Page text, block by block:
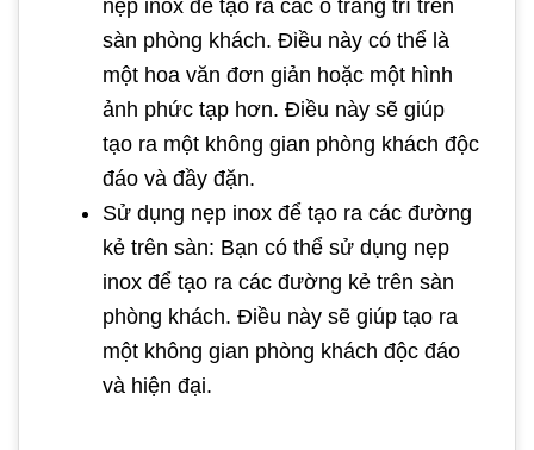
nẹp inox để tạo ra các ô trang trí trên
sàn phòng khách. Điều này có thể là
một hoa văn đơn giản hoặc một hình
ảnh phức tạp hơn. Điều này sẽ giúp
tạo ra một không gian phòng khách độc
đáo và đầy đặn.
Sử dụng nẹp inox để tạo ra các đường
kẻ trên sàn: Bạn có thể sử dụng nẹp
inox để tạo ra các đường kẻ trên sàn
phòng khách. Điều này sẽ giúp tạo ra
một không gian phòng khách độc đáo
và hiện đại.